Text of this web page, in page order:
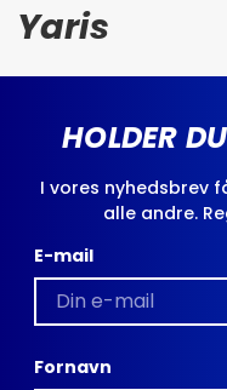
Yaris
HOLDER
I vores nyhedsbrev
alle andre.
E-mail
Fornavn